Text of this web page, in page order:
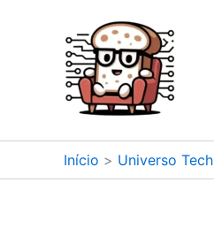
Início Universo Tech